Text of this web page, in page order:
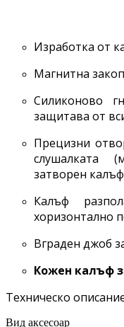
Изработка от
Магнитна
Силиконово
защитава от
Прецизни
слушалката
затворен
Калъф
хоризонтално
Вграден джоб
Кожен калъф
Техническо
Вид аксесоар